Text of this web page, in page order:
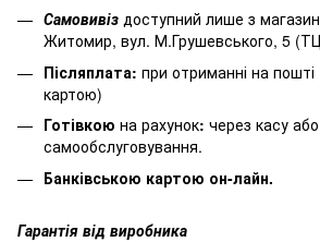
Самовивіз доступний лише з
Житомир, вул. М.Грушевського, 5
Післяплата: при отриманні на пошті
картою)
Готівкою на рахунок: через касу або
самообслуговування.
Банківською картою он-лайн.
Гарантія від виробника